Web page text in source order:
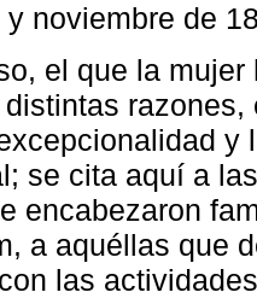
noviembre de
el que la
y
se cita aquí a
encabezaron
a aquéllas que
las